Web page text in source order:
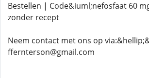
Bestellen | Code&iuml;nefosfaat 60
zonder recept
Neem contact met ons op
ffernterson@gmail.com